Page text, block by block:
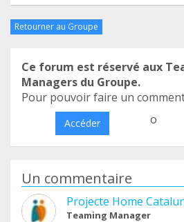
Retourner au Groupe
Ce forum est réservé aux
Managers du Groupe.
Pour pouvoir faire un
Accéder o
Un commentaire
Projecte Home
Teaming Manager